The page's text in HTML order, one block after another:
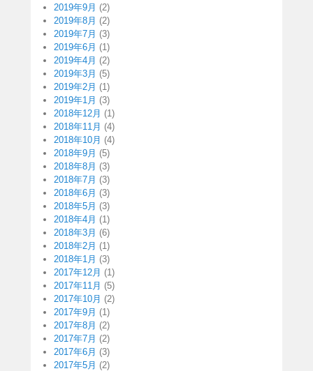
2019年9月 (2)
2019年8月 (2)
2019年7月 (3)
2019年6月 (1)
2019年4月 (2)
2019年3月 (5)
2019年2月 (1)
2019年1月 (3)
2018年12月 (1)
2018年11月 (4)
2018年10月 (4)
2018年9月 (5)
2018年8月 (3)
2018年7月 (3)
2018年6月 (3)
2018年5月 (3)
2018年4月 (1)
2018年3月 (6)
2018年2月 (1)
2018年1月 (3)
2017年12月 (1)
2017年11月 (5)
2017年10月 (2)
2017年9月 (1)
2017年8月 (2)
2017年7月 (2)
2017年6月 (3)
2017年5月 (2)